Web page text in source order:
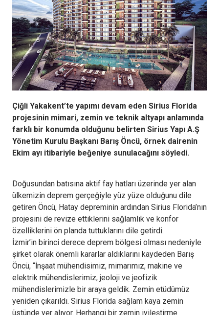
Çiğli Yakakent’te yapımı devam eden Sirius Florida
projesinin mimari, zemin ve teknik altyapı anlamında
farklı bir konumda olduğunu belirten Sirius Yapı A.Ş
Yönetim Kurulu Başkanı Barış Öncü, örnek dairenin
Ekim ayı itibariyle beğeniye sunulacağını söyledi.
Doğusundan batısına aktif fay hatları üzerinde yer alan
ülkemizin deprem gerçeğiyle yüz yüze olduğunu dile
getiren Öncü, Hatay depreminin ardından Sirius Florida’nın
projesini de revize ettiklerini sağlamlık ve konfor
özelliklerini ön planda tuttuklarını dile getirdi.
İzmir’in birinci derece deprem bölgesi olması nedeniyle
şirket olarak önemli kararlar aldıklarını kaydeden Barış
Öncü, “İnşaat mühendisimiz, mimarımız, makine ve
elektrik mühendislerimiz, jeoloji ve jeofizik
mühendislerimizle bir araya geldik. Zemin etüdümüz
yeniden çıkarıldı. Sirius Florida sağlam kaya zemin
üstünde yer alıyor. Herhangi bir zemin iyileştirme